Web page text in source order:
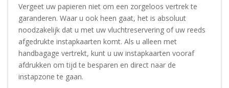
Vergeet uw papieren niet om een zorgeloos vertrek te
garanderen. Waar u ook heen gaat, het is absoluut
noodzakelijk dat u met uw vluchtreservering of uw reeds
afgedrukte instapkaarten komt. Als u alleen met
handbagage vertrekt, kunt u uw instapkaarten vooraf
afdrukken om tijd te besparen en direct naar de
instapzone te gaan.